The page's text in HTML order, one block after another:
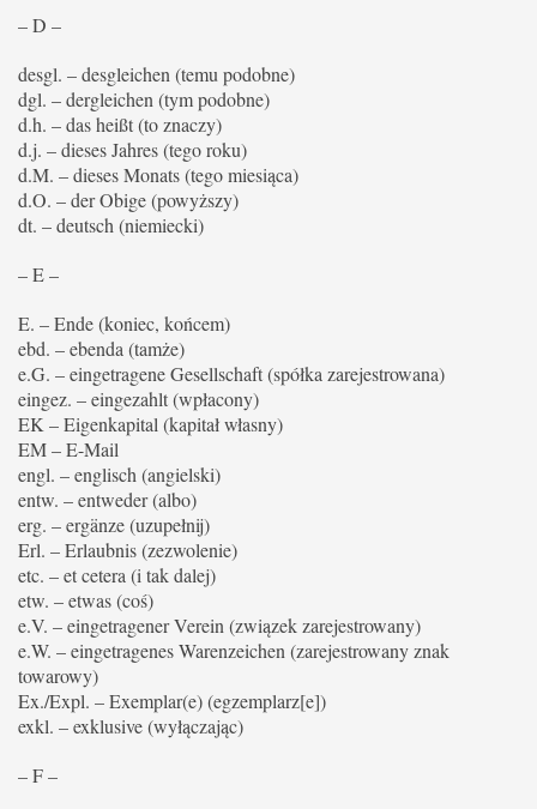
– D –
desgl. – desgleichen (temu podobne)
dgl. – dergleichen (tym podobne)
d.h. – das heißt (to znaczy)
d.j. – dieses Jahres (tego roku)
d.M. – dieses Monats (tego miesiąca)
d.O. – der Obige (powyższy)
dt. – deutsch (niemiecki)
– E –
E. – Ende (koniec, końcem)
ebd. – ebenda (tamże)
e.G. – eingetragene Gesellschaft (spółka zarejestrowana)
eingez. – eingezahlt (wpłacony)
EK – Eigenkapital (kapitał własny)
EM – E-Mail
engl. – englisch (angielski)
entw. – entweder (albo)
erg. – ergänze (uzupełnij)
Erl. – Erlaubnis (zezwolenie)
etc. – et cetera (i tak dalej)
etw. – etwas (coś)
e.V. – eingetragener Verein (związek zarejestrowany)
e.W. – eingetragenes Warenzeichen (zarejestrowany znak
towarowy)
Ex./Expl. – Exemplar(e) (egzemplarz[e])
exkl. – exklusive (wyłączając)
– F –